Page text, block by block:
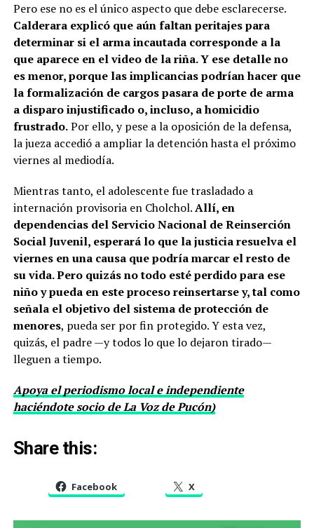
Pero ese no es el único aspecto que debe esclarecerse.
Calderara explicó que aún faltan peritajes para
determinar si el arma incautada corresponde a la
que aparece en el video de la riña. Y ese detalle no
es menor, porque las implicancias podrían hacer que
la formalización de cargos pasara de porte de arma
a disparo injustificado o, incluso, a homicidio
frustrado.Por ello, y pese a la oposición de la defensa,
la jueza accedió a ampliar la detención hasta el próximo
viernes al mediodía.
Mientras tanto, el adolescente fue trasladado a
internación provisoria en Cholchol.Allí, en
dependencias del Servicio Nacional de Reinserción
Social Juvenil, esperará lo que la justicia resuelva el
viernes en una causa que podría marcar el resto de
su vida. Pero quizás no todo esté perdido para ese
niño y pueda en este proceso reinsertarse y, tal como
señala el objetivo del sistema de protección de
menores, pueda ser por fin protegido. Y esta vez,
quizás, el padre —y todos lo que lo dejaron tirado—
lleguen a tiempo.
Apoya el periodismo local e independiente
haciéndote socio de La Voz de Pucón)
Share this:
Facebook X